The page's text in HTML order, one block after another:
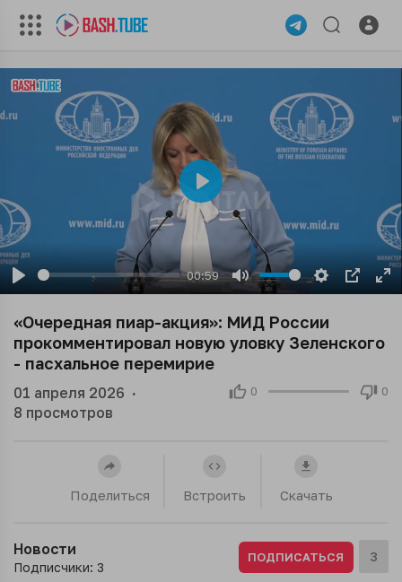
Play
00:59
Mute Settings
PIP
Play
«Очередная пиар-акция»: МИД России
прокомментировал новую уловку Зеленского
- пасхальное перемирие
0 0
01 апреля 2026 ·
8 просмотров
Поделиться Встроить Скачать
Новости
Подписчики: 3
ПОДПИСАТЬСЯ 3